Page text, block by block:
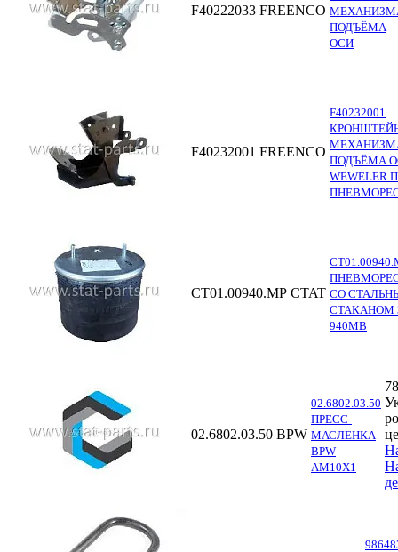
F40222033 FREENCO
ПОДЪЁМА
ОСИ
F40232001 FREENCO
F40232001
ПОДЪЁМА
WEWELER
СТ01.00940.MP CTAT СО
СТАКАНОМ
940MB
02.6802.03.50 BPW
02.6802.03.50
ПРЕСС-
МАСЛЕНКА
BPW
AM10X1